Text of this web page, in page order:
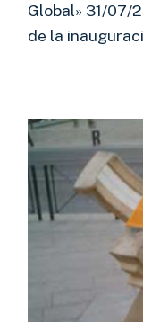
Global» 31/07/
de la